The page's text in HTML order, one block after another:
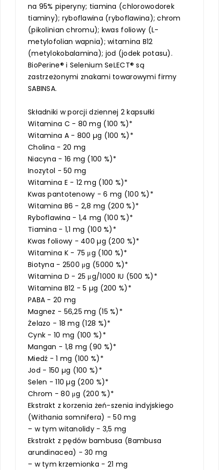
na 95% piperyny; tiamina (chlorowodorek
tiaminy); ryboflawina (ryboflawina); chrom
(pikolinian chromu); kwas foliowy (L-
metylofolian wapnia); witamina B12
(metylokobalamina); jod (jodek potasu).
BioPerine® i Selenium SeLECT® są
zastrzeżonymi znakami towarowymi firmy
SABINSA.
Składniki w porcji dziennej 2 kapsułki
Witamina C - 80 mg (100 %)*
Witamina A - 800 µg (100 %)*
Cholina - 20 mg
Niacyna - 16 mg (100 %)*
Inozytol - 50 mg
Witamina E - 12 mg (100 %)*
Kwas pantotenowy - 6 mg (100 %)*
Witamina B6 - 2,8 mg (200 %)*
Ryboflawina - 1,4 mg (100 %)*
Tiamina - 1,1 mg (100 %)*
Kwas foliowy - 400 µg (200 %)*
Witamina K - 75 μg (100 %)*
Biotyna - 2500 μg (5000 %)*
Witamina D - 25 μg/1000 IU (500 %)*
Witamina B12 - 5 µg (200 %)*
PABA - 20 mg
Magnez - 56,25 mg (15 %)*
Żelazo - 18 mg (128 %)*
Cynk - 10 mg (100 %)*
Mangan - 1,8 mg (90 %)*
Miedź - 1 mg (100 %)*
Jod - 150 µg (100 %)*
Selen - 110 µg (200 %)*
Chrom - 80 μg (200 %)*
Ekstrakt z korzenia żeń-szenia indyjskiego
(Withania somnifera) - 50 mg
– w tym witanolidy - 3,5 mg
Ekstrakt z pędów bambusa (Bambusa
arundinacea) - 30 mg
– w tym krzemionka - 21 mg